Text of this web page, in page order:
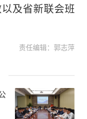
及省新联会班
责任编辑：郭志萍